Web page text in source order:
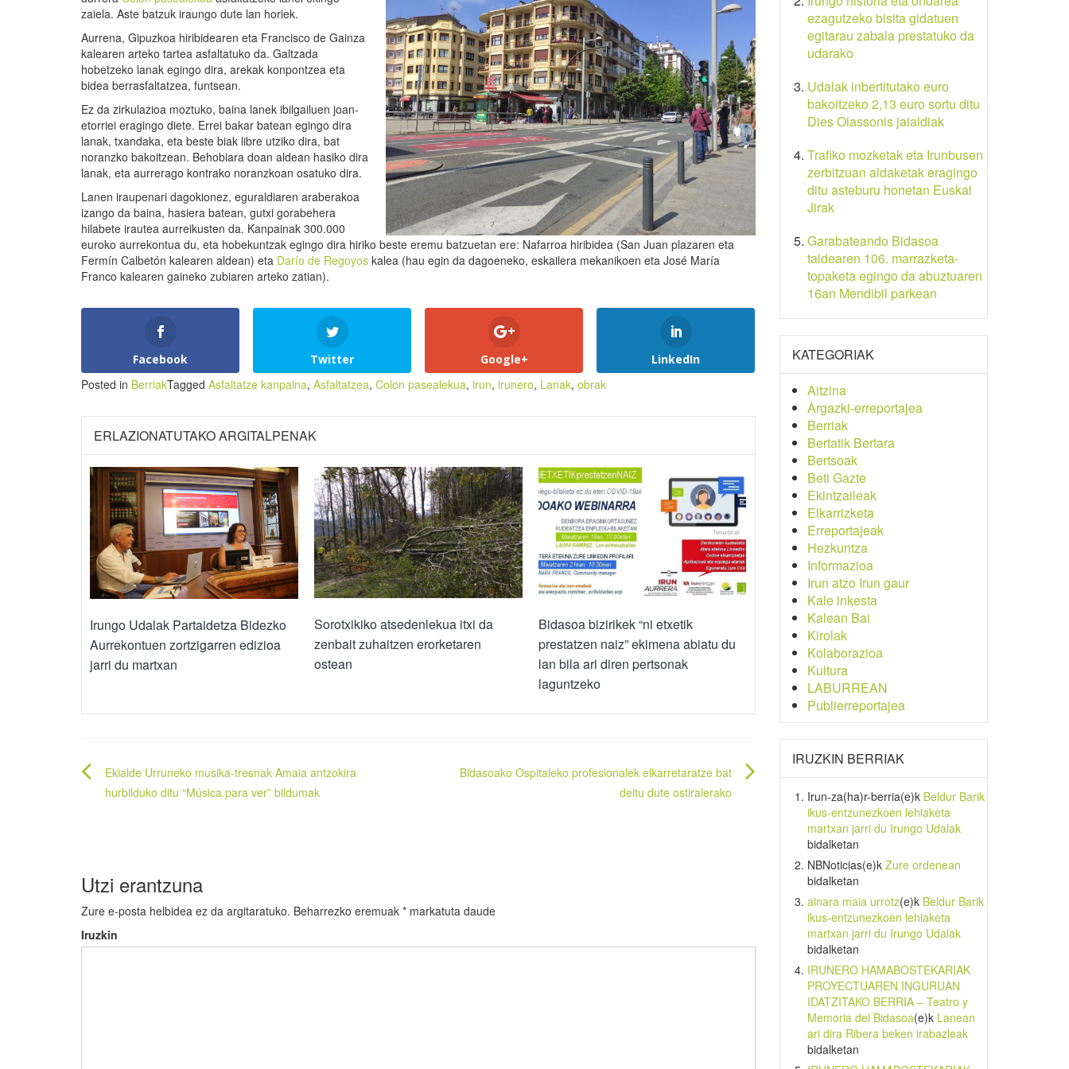
zaiela. Aste batzuk iraungo dute lan horiek.
Aurrena, Gipuzkoa hiribidearen eta Francisco de Gainza
kalearen arteko tartea asfaltatuko da. Galtzada
hobetzeko lanak egingo dira, arekak konpontzea eta
bidea berrasfaltatzea, funtsean.
Ez da zirkulazioa moztuko, baina lanek ibilgailuen joan-
etorriei eragingo diete. Errei bakar batean egingo dira
lanak, txandaka, eta beste biak libre utziko dira, bat
noranzko bakoitzean. Behobiara doan aldean hasiko dira
lanak, eta aurrerago kontrako noranzkoan osatuko dira.
Lanen iraupenari dagokionez, eguraldiaren araberakoa
izango da baina, hasiera batean, gutxi gorabehera
hilabete irautea aurreikusten da. Kanpainak 300.000
euroko aurrekontua du, eta hobekuntzak egingo dira hiriko beste eremu batzuetan ere: Nafarroa hiribidea (San Juan plazaren eta
Fermín Calbetón kalearen aldean) eta Darío de Regoyos kalea (hau egin da dagoeneko, eskailera mekanikoen eta José María
Franco kalearen gaineko zubiaren arteko zatian).
Facebook Twitter Google+ LinkedIn
Posted in BerriakTagged Asfaltatze kanpaina, Asfaltatzea, Colon pasealekua, irun, irunero, Lanak, obrak
ERLAZIONATUTAKO ARGITALPENAK
Irungo Udalak Partaidetza Bidezko
Aurrekontuen zortzigarren edizioa
jarri du martxan
Sorotxikiko atsedenlekua itxi da
zenbait zuhaitzen erorketaren
ostean
Bidasoa bizirikek “ni etxetik
prestatzen naiz” ekimena abiatu du
lan bila ari diren pertsonak
laguntzeko
Bidalketetan
zehar
Ekialde Urruneko musika-tresnak Amaia antzokira
hurbilduko ditu “Música para ver” bildumak
Bidasoako Ospitaleko profesionalek elkarretaratze bat
deitu dute ostiralerako
Utzi erantzuna
Zure e-posta helbidea ez da argitaratuko. Beharrezko eremuak * markatuta daude
Iruzkin
ezagutzeko bisita gidatuen
egitarau zabala prestatuko da
udarako
Udalak inbertitutako euro
bakoitzeko 2,13 euro sortu ditu
Dies Oiassonis jaialdiak
Trafiko mozketak eta Irunbusen
zerbitzuan aldaketak eragingo
ditu asteburu honetan Euskal
Jirak
Garabateando Bidasoa
taldearen 106. marrazketa-
topaketa egingo da abuztuaren
16an Mendibil parkean
KATEGORIAK
Aitzina
Argazki-erreportajea
Berriak
Bertatik Bertara
Bertsoak
Beti Gazte
Ekintzaileak
Elkarrizketa
Erreportajeak
Hezkuntza
Informazioa
Irun atzo Irun gaur
Kale inkesta
Kalean Bai
Kirolak
Kolaborazioa
Kultura
LABURREAN
Publierreportajea
IRUZKIN BERRIAK
Irun-za(ha)r-berria(e)k Beldur Barik
ikus-entzunezkoen lehiaketa
martxan jarri du Irungo Udalak
bidalketan
NBNoticias(e)k Zure ordenean
bidalketan
ainara maia urrotz(e)k Beldur Barik
ikus-entzunezkoen lehiaketa
martxan jarri du Irungo Udalak
bidalketan
IRUNERO HAMABOSTEKARIAK
PROYECTUAREN INGURUAN
IDATZITAKO BERRIA – Teatro y
Memoria del Bidasoa(e)k Lanean
ari dira Ribera beken irabazleak
bidalketan